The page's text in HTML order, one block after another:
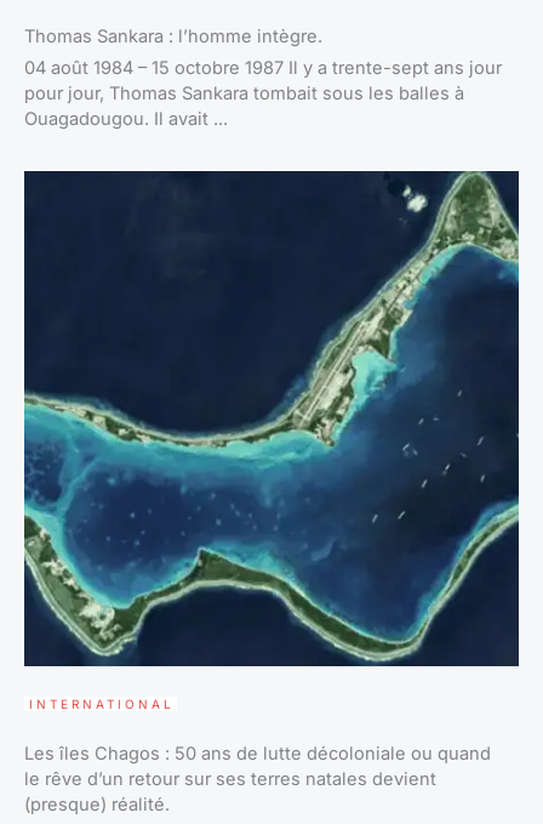
Thomas Sankara : l’homme intègre.
04 août 1984 – 15 octobre 1987 Il y a trente-sept ans jour
pour jour, Thomas Sankara tombait sous les balles à
Ouagadougou. Il avait ...
INTERNATIONAL
Les îles Chagos : 50 ans de lutte décoloniale ou quand
le rêve d’un retour sur ses terres natales devient
(presque) réalité.